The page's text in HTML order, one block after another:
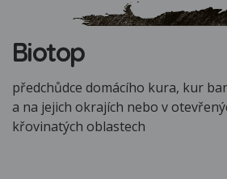
Biotop
předchůdce domácího kura, kur
a na jejich okrajích nebo v
křovinatých oblastech